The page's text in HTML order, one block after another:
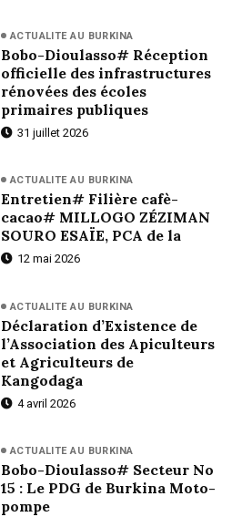
ACTUALITE AU BURKINA
Bobo-Dioulasso# Réception
officielle des infrastructures
rénovées des écoles
primaires publiques
31 juillet 2026
ACTUALITE AU BURKINA
Entretien# Filière cafè-
cacao# MILLOGO ZÉZIMAN
SOURO ESAÏE, PCA de la
12 mai 2026
ACTUALITE AU BURKINA
Déclaration d’Existence de
l’Association des Apiculteurs
et Agriculteurs de
Kangodaga
4 avril 2026
ACTUALITE AU BURKINA
Bobo-Dioulasso# Secteur No
15 : Le PDG de Burkina Moto-
pompe